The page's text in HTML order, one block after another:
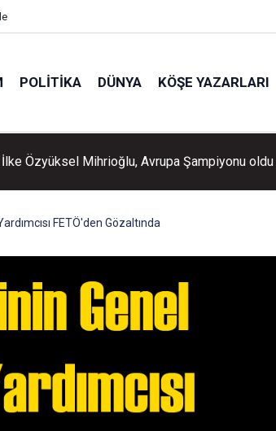
POLITIKA DÜNYA KÖŞE YAZARLARI
Özyüksel Mihrioğlu, Avrupa Şampiyonu oldu
FETÖ'den Gözaltında